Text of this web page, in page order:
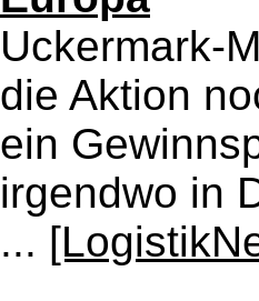
Uckermark-
die Aktion
ein
irgendwo in
...